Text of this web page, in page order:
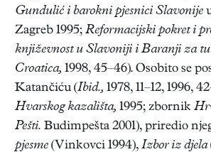
Gundulić i barokni pjesnici Slavonije
Zagreb 1995; Reformacijski pokret i
književnost u Slavoniji i Baranji za
Croatica, 1998, 45–46). Osobito se
Katančiću (Ibid., 1978, 11–12, 1996,
Hvarskog kazališta, 1995; zbornik
Pešti. Budimpešta 2001), priredio
pjesme (Vinkovci 1994), Izbor iz djela